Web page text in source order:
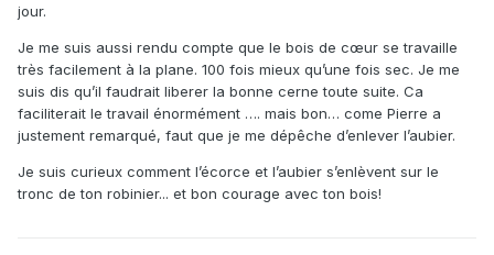
jour.
Je me suis aussi rendu compte que le bois de cœur se travaille
très facilement à la plane. 100 fois mieux qu’une fois sec. Je me
suis dis qu’il faudrait liberer la bonne cerne toute suite. Ca
faciliterait le travail énormément …. mais bon… come Pierre a
justement remarqué, faut que je me dépêche d’enlever l’aubier.
Je suis curieux comment l’écorce et l’aubier s’enlèvent sur le
tronc de ton robinier... et bon courage avec ton bois!